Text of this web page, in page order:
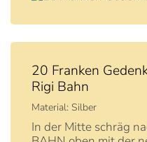
20 Franken
Rigi Bahn
Material: Silber
In der Mitte schräg